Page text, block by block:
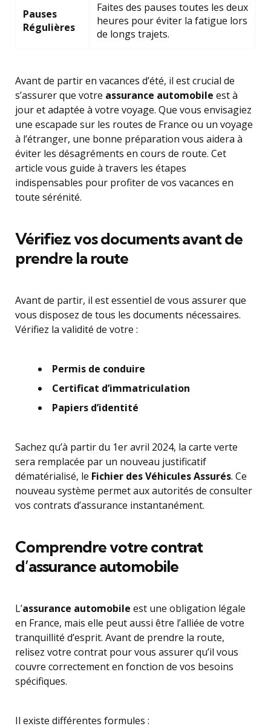
Pauses
Régulières
Faites des pauses toutes les deux
heures pour éviter la fatigue lors
de longs trajets.
Avant de partir en vacances d’été, il est crucial de
s’assurer que votre assurance automobile est à
jour et adaptée à votre voyage. Que vous envisagiez
une escapade sur les routes de France ou un voyage
à l’étranger, une bonne préparation vous aidera à
éviter les désagréments en cours de route. Cet
article vous guide à travers les étapes
indispensables pour profiter de vos vacances en
toute sérénité.
Vérifiez vos documents avant de
prendre la route
Avant de partir, il est essentiel de vous assurer que
vous disposez de tous les documents nécessaires.
Vérifiez la validité de votre :
Permis de conduire
Certificat d’immatriculation
Papiers d’identité
Sachez qu’à partir du 1er avril 2024, la carte verte
sera remplacée par un nouveau justificatif
dématérialisé, le Fichier des Véhicules Assurés. Ce
nouveau système permet aux autorités de consulter
vos contrats d’assurance instantanément.
Comprendre votre contrat
d’assurance automobile
L’assurance automobile est une obligation légale
en France, mais elle peut aussi être l’alliée de votre
tranquillité d’esprit. Avant de prendre la route,
relisez votre contrat pour vous assurer qu’il vous
couvre correctement en fonction de vos besoins
spécifiques.
Il existe différentes formules :